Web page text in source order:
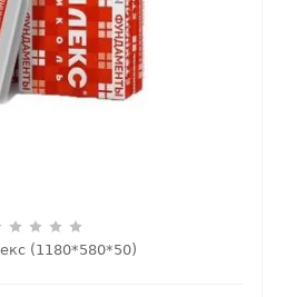
(1180*580*50)